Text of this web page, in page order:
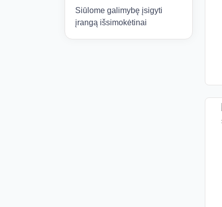
Siūlome galimybę įsigyti
įrangą išsimokėtinai